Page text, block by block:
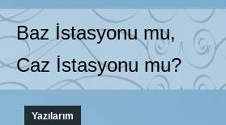
Baz İstasyonu mu,
Caz İstasyonu mu?
You
Yazılarım